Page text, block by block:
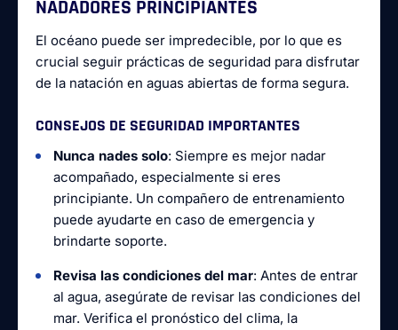
NADADORES PRINCIPIANTES
El océano puede ser impredecible, por lo que es
crucial seguir prácticas de seguridad para disfrutar
de la natación en aguas abiertas de forma segura.
CONSEJOS DE SEGURIDAD IMPORTANTES
Nunca nades solo: Siempre es mejor nadar
acompañado, especialmente si eres
principiante. Un compañero de entrenamiento
puede ayudarte en caso de emergencia y
brindarte soporte.
Revisa las condiciones del mar: Antes de entrar
al agua, asegúrate de revisar las condiciones del
mar. Verifica el pronóstico del clima, la